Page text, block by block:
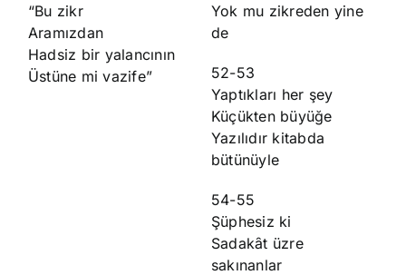
“Bu zikr
Aramızdan
Hadsiz bir yalancının
Üstüne mi vazife”
Yok mu zikreden yine
de
52-53
Yaptıkları her şey
Küçükten büyüğe
Yazılıdır kitabda
bütünüyle
54-55
Şüphesiz ki
Sadakȃt üzre
sakınanlar